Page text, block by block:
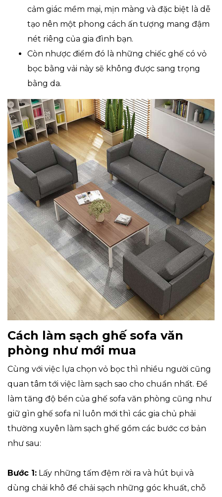
cảm giác mềm mại, mịn màng và đặc biệt là dễ
tạo nên một phong cách ấn tượng mang đậm
nét riêng của gia đình bạn.
Còn nhược điểm đó là những chiếc ghế có vỏ
bọc bằng vải này sẽ không được sang trọng
bằng da.
Cách làm sạch ghế sofa văn
phòng như mới mua
Cùng với việc lựa chọn vỏ bọc thì nhiều người cũng
quan tâm tới việc làm sạch sao cho chuẩn nhất. Để
làm tăng độ bền của ghế sofa văn phòng cũng như
giữ gìn ghế sofa nỉ luôn mới thì các gia chủ phải
thường xuyên làm sạch ghế gồm các bước cơ bản
như sau:
Bước 1: Lấy những tấm đệm rời ra và hút bụi và
dùng chải khô để chải sạch những góc khuất, chỗ